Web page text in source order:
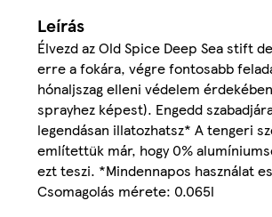
Leírás
Élvezd az Old Spice Deep Sea stift
erre a fokára, végre fontosabb
hónaljszag elleni védelem
sprayhez képest). Engedd
legendásan illatozhatsz* A tengeri
említettük már, hogy 0%
ezt teszi. *Mindennapos használat
Csomagolás mérete: 0.065l